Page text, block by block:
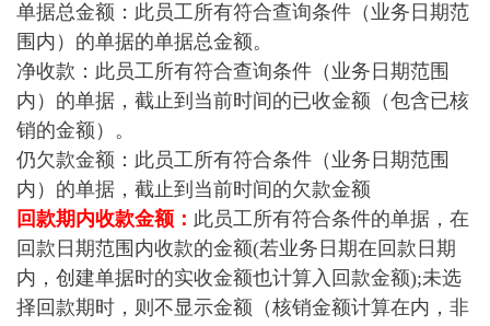
单据总金额： 此员工所有符合查询条件（业务日期范
围内）的单据的单据总金额。
净收款：此员工所有符合查询条件 （ 业务日期范围
内 ） 的单据，截止到当前时间的已收金额（包含已核
销的金额）。
仍欠款金额：此员工所有符合条件 （ 业务日期范围
内 ） 的单据，截止到当前时间的欠款金额
回款期内收款金额： 此员工所有符合条件的单据，在
回款日期范围内收款的金额(若业务日期在回款日期
内，创建单据时的实收金额也计算入回款金额);未选
择回款期时，则不显示金额（核销金额计算在内，非